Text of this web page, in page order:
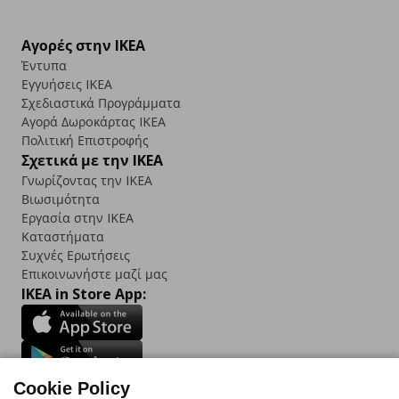
Αγορές στην IKEA
Έντυπα
Εγγυήσεις IKEA
Σχεδιαστικά Προγράμματα
Αγορά Δωρoκάρτας IKEA
Πολιτική Επιστροφής
Σχετικά με την IKEA
Γνωρίζοντας την IKEA
Βιωσιμότητα
Εργασία στην IKEA
Καταστήματα
Συχνές Ερωτήσεις
Επικοινωνήστε μαζί μας
IKEA in Store App:
Follow us:
Cookie Policy